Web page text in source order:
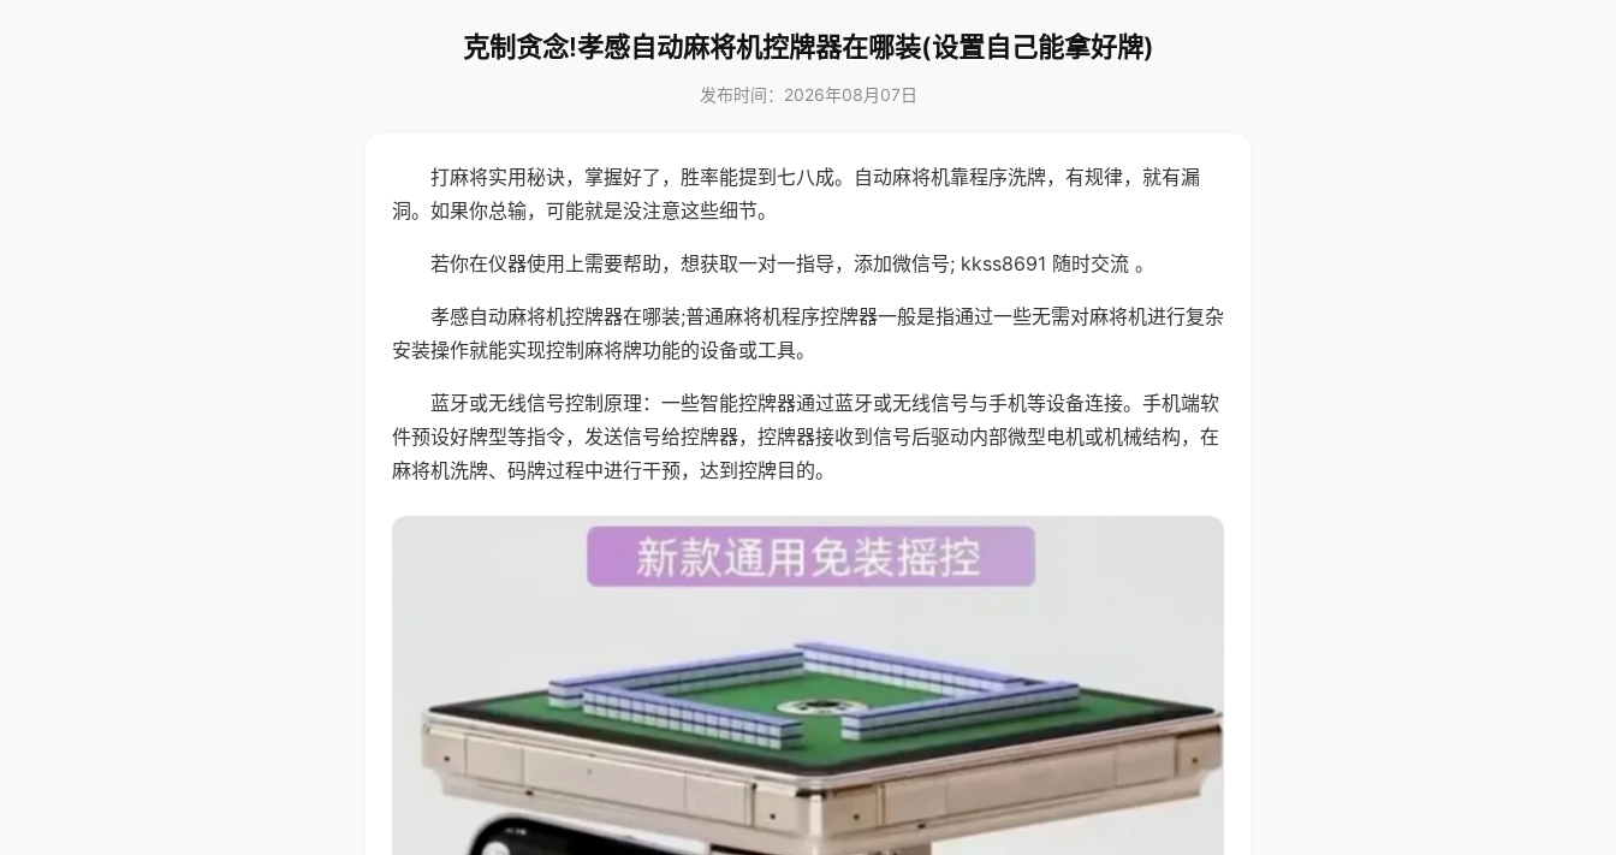
克制贪念!孝感自动麻将机控牌器在哪装(设置自己能拿好牌)
发布时间：2026年08月07日
打麻将实用秘诀，掌握好了，胜率能提到七八成。自动麻将机靠程序洗牌，有规律，就有漏
洞。如果你总输，可能就是没注意这些细节。
若你在仪器使用上需要帮助，想获取一对一指导，添加微信号; kkss8691 随时交流 。
孝感自动麻将机控牌器在哪装;普通麻将机程序控牌器一般是指通过一些无需对麻将机进行复杂
安装操作就能实现控制麻将牌功能的设备或工具。
蓝牙或无线信号控制原理：一些智能控牌器通过蓝牙或无线信号与手机等设备连接。手机端软
件预设好牌型等指令，发送信号给控牌器，控牌器接收到信号后驱动内部微型电机或机械结构，在
麻将机洗牌、码牌过程中进行干预，达到控牌目的。